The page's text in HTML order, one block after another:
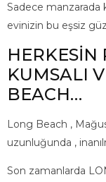
Sadece manzarada
evinizin bu eşsiz
KUMSALI
BEACH…
Long Beach ,
uzunluğunda ,
Son zamanlarda